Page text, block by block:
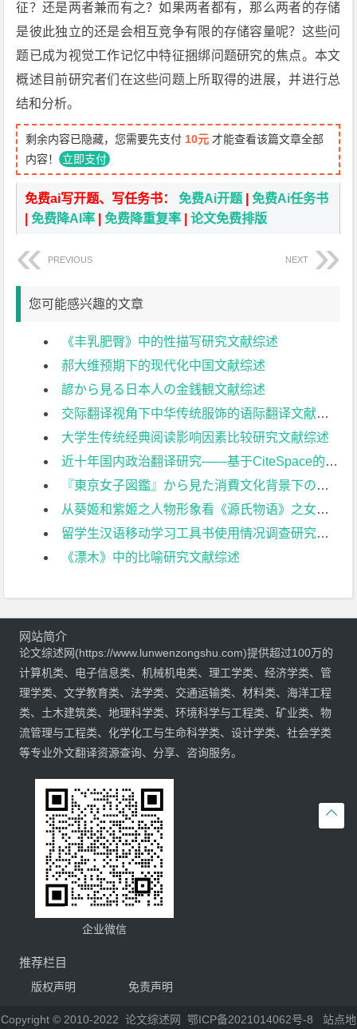
征？还是两者兼而有之？如果两者都有，那么两者的存储
是彼此独立的还是会相互竞争有限的存储容量呢？这些问
题已成为视觉工作记忆中特征捆绑问题研究的焦点。本文
概述目前研究者们在这些问题上所取得的进展，并进行总
结和分析。
剩余内容已隐藏，您需要先支付 10元 才能查看该篇文章全部
内容！ 立即支付
免费ai写开题、写任务书：免费Ai开题 |免费Ai任务书
|免费降AI率 |免费降重复率 |论文免费排版
PREVIOUS NEXT
您可能感兴趣的文章
《丰乳肥臀》中的性描写研究文献综述
郝大维预期下的现代化中国文献综述
諺から見る日本人の金銭観文献综述
交际翻译视角下中华传统服饰的语际翻译文献综述
大学生传统经典阅读影响因素比较研究文献综述
近十年国内政治翻译研究——基于CiteSpace的可视化分析文献综述
『東京女子図鑑』から見た消費文化背景下の日本都市部女性の尊厳感について文献综述
从葵姬和紫姬之人物形象看《源氏物语》之女性观文献综述
留学生汉语移动学习工具书使用情况调查研究文献综述
《漂木》中的比喻研究文献综述

网站简介
论文综述网(https://www.lunwenzongshu.com)提供超过100万的
计算机类、电子信息类、机械机电类、理工学类、经济学类、管
理学类、文学教育类、法学类、交通运输类、材料类、海洋工程
类、土木建筑类、地理科学类、环境科学与工程类、矿业类、物
流管理与工程类、化学化工与生命科学类、设计学类、社会学类
等专业外文翻译资源查询、分享、咨询服务。
企业微信
推荐栏目
版权声明 免责声明
Copyright © 2010-2022 论文综述网 鄂ICP备2021014062号-8 站点地